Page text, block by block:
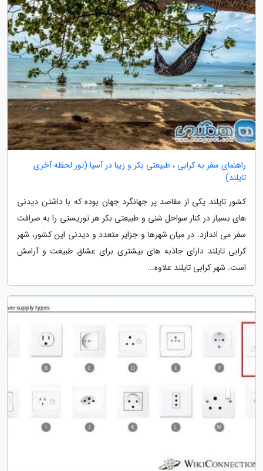
راهنمای سفر به کرابی ، طبیعتی بکر و زیبا در آسیا (تور لحظه آخری
تایلند)
کشور تایلند یکی از مقاصد پر جهانگرد جهان بوده که با داشتن دیدنی
های بسیار در کنار سواحل شنی و طبیعتی بکر هر توریستی را به صرافت
سفر می اندازد. در میان شهرها و جزایر متعدد و دیدنی این کشور، شهر
کرابی تایلند دارای جاذبه های بیشتری برای عشاق طبیعت و آرامش
است. شهر کرابی تایلند علاوه...